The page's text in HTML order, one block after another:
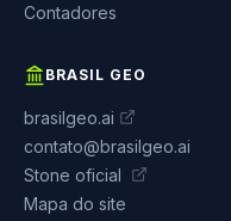
Contadores
BRASIL GEO
brasilgeo.ai
contato@brasilgeo.ai
Stone oficial
Mapa do site